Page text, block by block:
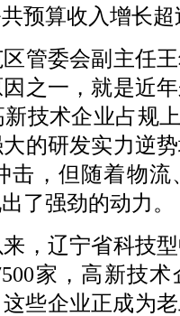
预算收入增长超
委会副主任王
之一，就是近
技术企业占规
的研发实力逆
击，但随着物
了强劲的动力。
辽宁省科技型
家，高新技术
这些企业正成为